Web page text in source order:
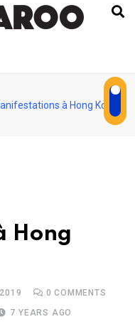
à Hong Kong :
Hong
0 COMMENTS
7 YEARS AGO